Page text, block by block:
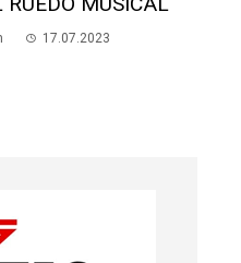
FESTEJA SUS 18